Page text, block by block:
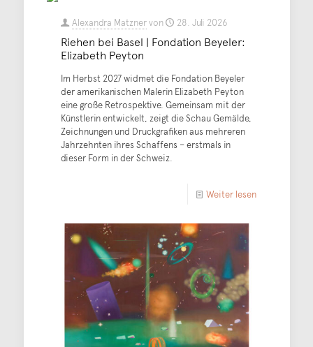
Alexandra Matznervon 28. Juli 2026
Riehen bei Basel | Fondation Beyeler:
Elizabeth Peyton
Im Herbst 2027 widmet die Fondation Beyeler
der amerikanischen Malerin Elizabeth Peyton
eine große Retrospektive. Gemeinsam mit der
Künstlerin entwickelt, zeigt die Schau Gemälde,
Zeichnungen und Druckgrafiken aus mehreren
Jahrzehnten ihres Schaffens – erstmals in
dieser Form in der Schweiz.
Weiter lesen